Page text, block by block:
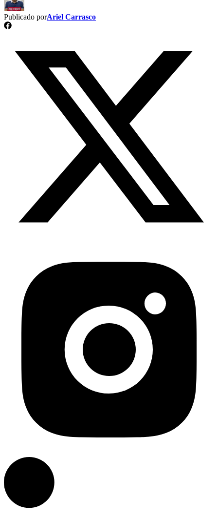
Publicado porAriel Carrasco